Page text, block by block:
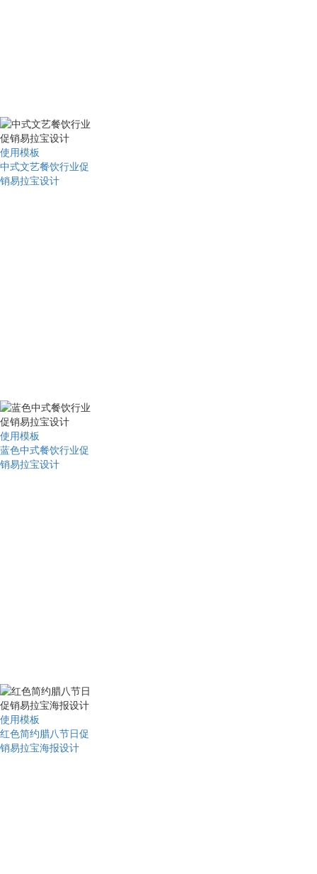
使用模板
中式文艺餐饮行业促
销易拉宝设计
使用模板
蓝色中式餐饮行业促
销易拉宝设计
使用模板
红色简约腊八节日促
销易拉宝海报设计